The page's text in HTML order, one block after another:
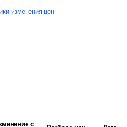
изменения цен
с